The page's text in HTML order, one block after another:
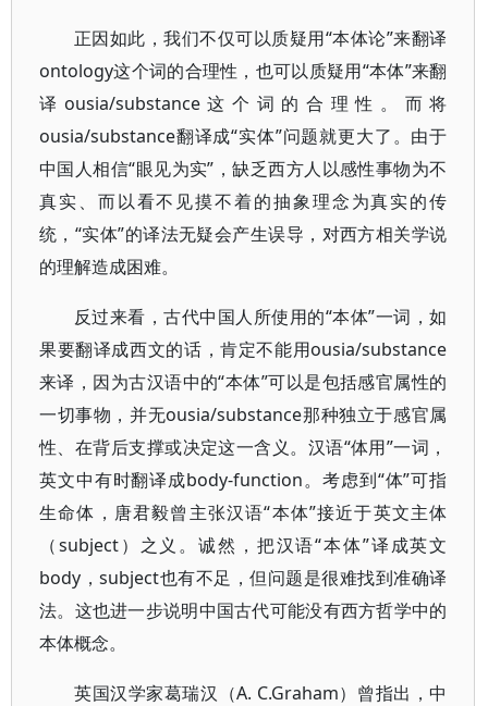
正因如此，我们不仅可以质疑用“本体论”来翻译
ontology这个词的合理性，也可以质疑用“本体”来翻
译ousia/substance这个词的合理性。而将
ousia/substance翻译成“实体”问题就更大了。由于
中国人相信“眼见为实”，缺乏西方人以感性事物为不
真实、而以看不见摸不着的抽象理念为真实的传
统，“实体”的译法无疑会产生误导，对西方相关学说
的理解造成困难。
反过来看，古代中国人所使用的“本体”一词，如
果要翻译成西文的话，肯定不能用ousia/substance
来译，因为古汉语中的“本体”可以是包括感官属性的
一切事物，并无ousia/substance那种独立于感官属
性、在背后支撑或决定这一含义。汉语“体用”一词，
英文中有时翻译成body-function。考虑到“体”可指
生命体，唐君毅曾主张汉语“本体”接近于英文主体
（subject）之义。诚然，把汉语“本体”译成英文
body，subject也有不足，但问题是很难找到准确译
法。这也进一步说明中国古代可能没有西方哲学中的
本体概念。
英国汉学家葛瑞汉（A. C.Graham）曾指出，中